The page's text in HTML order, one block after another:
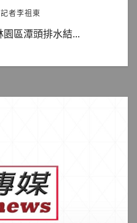
者李祖東
園區潭頭排水結...